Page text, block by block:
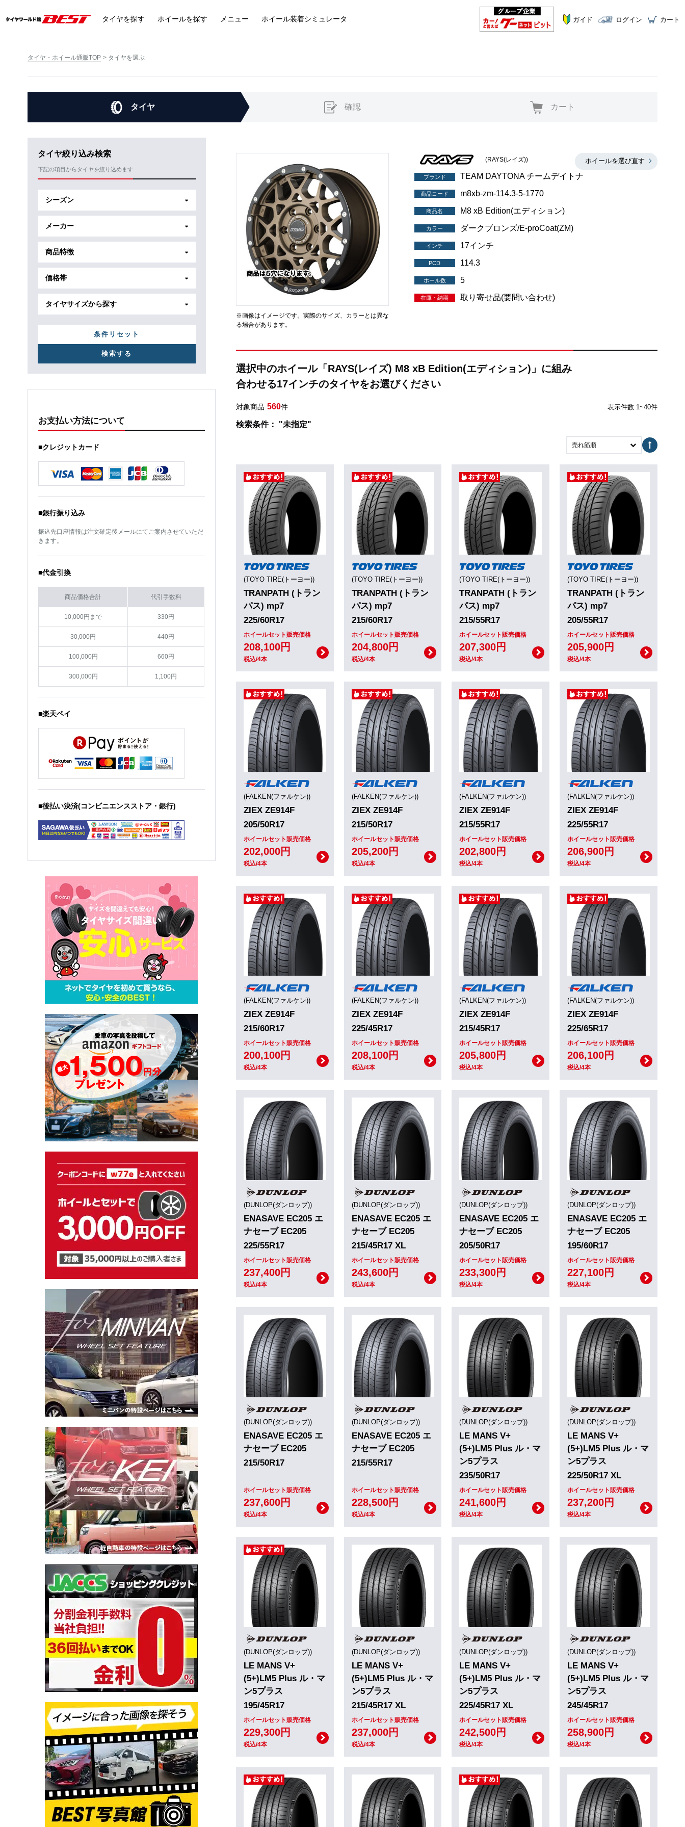
タイヤを探す ホイールを探す メニュー ホイール装着シミュレータ ガイド ログイン カート
タイヤ・ホイール通販TOP タイヤを選ぶ
タイヤ 確認 カート
タイヤ絞り込み検索
下記の項目からタイヤを絞り込めます
シーズン
メーカー
商品特徴
価格帯
タイヤサイズから探す
条件リセット
お支払い方法について
■クレジットカード
■銀行振り込み
振込先口座情報は注文確定後メールにてご案内させていただ
きます。
■代金引換
商品価格合計 代引手数料
10,000円まで 330円
30,000円 440円
100,000円 660円
300,000円 1,100円
■楽天ペイ
■後払い決済(コンビニエンスストア・銀行)
※画像はイメージです。実際のサイズ、カラーとは異な
る場合があります。
ホイールを選び直す
(RAYS(レイズ))
ブランド TEAM DAYTONA チームデイトナ
商品コード m8xb-zm-114.3-5-1770
商品名 M8 xB Edition(エディション)
カラー ダークブロンズ/E-proCoat(ZM)
インチ 17インチ
PCD 114.3
ホール数 5
在庫・納期 取り寄せ品(要問い合わせ)
選択中のホイール「RAYS(レイズ) M8 xB Edition(エディション)」に組み
合わせる17インチのタイヤをお選びください
対象商品 560件 表示件数 1~40件
検索条件： "未指定"
売れ筋順
(TOYO TIRE(トーヨー))
TRANPATH (トラン
パス) mp7
225/60R17
ホイールセット販売価格
208,100円
税込/4本
(TOYO TIRE(トーヨー))
TRANPATH (トラン
パス) mp7
215/60R17
ホイールセット販売価格
204,800円
税込/4本
(TOYO TIRE(トーヨー))
TRANPATH (トラン
パス) mp7
215/55R17
ホイールセット販売価格
207,300円
税込/4本
(TOYO TIRE(トーヨー))
TRANPATH (トラン
パス) mp7
205/55R17
ホイールセット販売価格
205,900円
税込/4本
(FALKEN(ファルケン))
ZIEX ZE914F
205/50R17
ホイールセット販売価格
202,000円
税込/4本
(FALKEN(ファルケン))
ZIEX ZE914F
215/50R17
ホイールセット販売価格
205,200円
税込/4本
(FALKEN(ファルケン))
ZIEX ZE914F
215/55R17
ホイールセット販売価格
202,800円
税込/4本
(FALKEN(ファルケン))
ZIEX ZE914F
225/55R17
ホイールセット販売価格
206,900円
税込/4本
(FALKEN(ファルケン))
ZIEX ZE914F
215/60R17
ホイールセット販売価格
200,100円
税込/4本
(FALKEN(ファルケン))
ZIEX ZE914F
225/45R17
ホイールセット販売価格
208,100円
税込/4本
(FALKEN(ファルケン))
ZIEX ZE914F
215/45R17
ホイールセット販売価格
205,800円
税込/4本
(FALKEN(ファルケン))
ZIEX ZE914F
225/65R17
ホイールセット販売価格
206,100円
税込/4本
(DUNLOP(ダンロップ))
ENASAVE EC205 エ
ナセーブ EC205
225/55R17
ホイールセット販売価格
237,400円
税込/4本
(DUNLOP(ダンロップ))
ENASAVE EC205 エ
ナセーブ EC205
215/45R17 XL
ホイールセット販売価格
243,600円
税込/4本
(DUNLOP(ダンロップ))
ENASAVE EC205 エ
ナセーブ EC205
205/50R17
ホイールセット販売価格
233,300円
税込/4本
(DUNLOP(ダンロップ))
ENASAVE EC205 エ
ナセーブ EC205
195/60R17
ホイールセット販売価格
227,100円
税込/4本
(DUNLOP(ダンロップ))
ENASAVE EC205 エ
ナセーブ EC205
215/50R17
ホイールセット販売価格
237,600円
税込/4本
(DUNLOP(ダンロップ))
ENASAVE EC205 エ
ナセーブ EC205
215/55R17
ホイールセット販売価格
228,500円
税込/4本
(DUNLOP(ダンロップ))
LE MANS V+
(5+)LM5 Plus ル・マ
ン5プラス
235/50R17
ホイールセット販売価格
241,600円
税込/4本
(DUNLOP(ダンロップ))
LE MANS V+
(5+)LM5 Plus ル・マ
ン5プラス
225/50R17 XL
ホイールセット販売価格
237,200円
税込/4本
(DUNLOP(ダンロップ))
LE MANS V+
(5+)LM5 Plus ル・マ
ン5プラス
195/45R17
ホイールセット販売価格
229,300円
税込/4本
(DUNLOP(ダンロップ))
LE MANS V+
(5+)LM5 Plus ル・マ
ン5プラス
215/45R17 XL
ホイールセット販売価格
237,000円
税込/4本
(DUNLOP(ダンロップ))
LE MANS V+
(5+)LM5 Plus ル・マ
ン5プラス
225/45R17 XL
ホイールセット販売価格
242,500円
税込/4本
(DUNLOP(ダンロップ))
LE MANS V+
(5+)LM5 Plus ル・マ
ン5プラス
245/45R17
ホイールセット販売価格
258,900円
税込/4本